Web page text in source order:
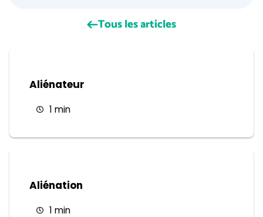
Tous les articles
Aliénateur
1 min
Aliénation
1 min